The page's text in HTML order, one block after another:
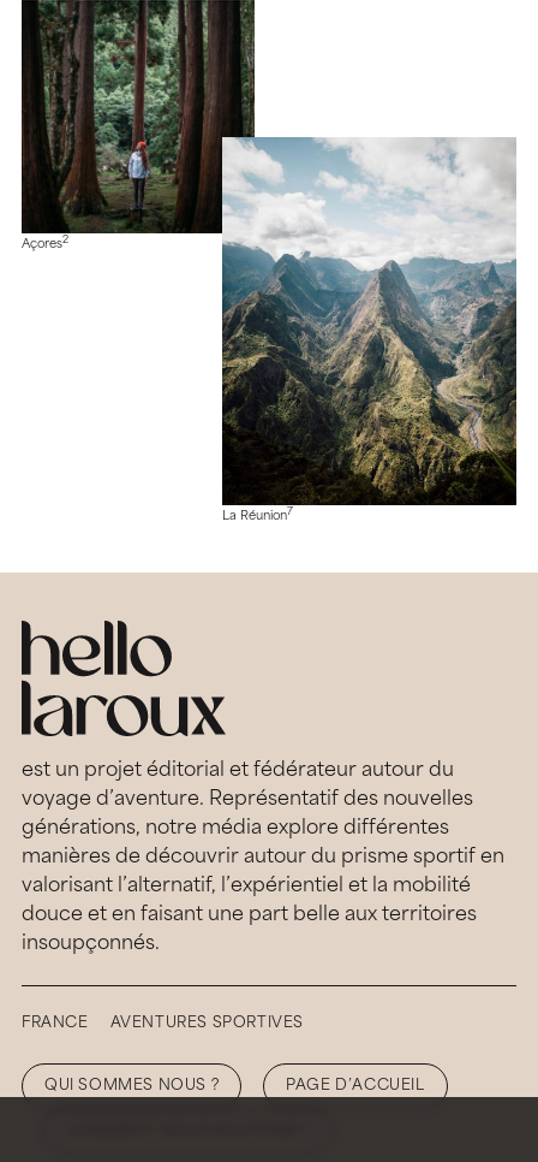
Açores2
La Réunion7
est un projet éditorial et fédérateur autour du
voyage d’aventure. Représentatif des nouvelles
générations, notre média explore différentes
manières de découvrir autour du prisme sportif en
valorisant l’alternatif, l’expérientiel et la mobilité
douce et en faisant une part belle aux territoires
insoupçonnés.
FRANCE AVENTURES SPORTIVES
QUI SOMMES NOUS ? PAGE D’ACCUEIL